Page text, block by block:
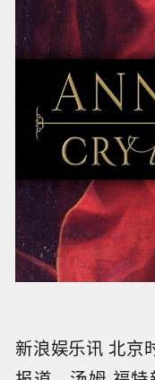
新浪娱乐讯 北京